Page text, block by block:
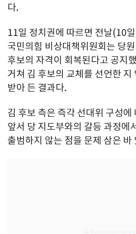
다.
11일 정치권에 따르면 전날(10
국민의힘 비상대책위원회는 당
후보의 자격이 회복된다고 공지
거쳐 김 후보의 교체를 선언한 지
받아 든 결과다.
김 후보 측은 즉각 선대위 구성에
앞서 당 지도부와의 갈등 과정에
출범하지 않는 점을 문제 삼은 바